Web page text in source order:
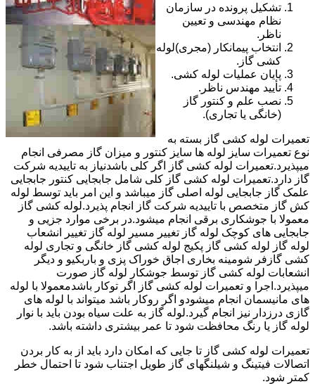
تشکیل پرونده در سازمان
نظام مهندسی و تعیین
ناظر.
انتخاب پیمانکار (مجری)لوله
کشی گاز.
پایان عملیات لوله کشی.
تأیید مهندس ناظر.
نصب علم و کنتور گاز
(خانگی یا تجاری).
تعمیرات لوله کشی گاز بسته به
نوع تعمیرات سایز لوله ها سایز کنتور و میزان گاز مصرفی انجام
میپذیرد.تعمیرات لوله کشی گاز اگر کلی باشدنیاز به تاییدیه شرکت
گاز دارد.تعمیرات لوله کشی گاز کلی شامل جابجایی کنتور جابجایی
علمک گاز جابجایی لوله اصلی گاز میباشد و این امر باید توسط لوله
کش گاز متخصص با تاییدیه شرکت گاز انجام پذیرد.لوله کشی گاز
معمولا با جوشکاری برقی انجام میشود.در برخی موارد جزیی و
جابجایی های کوچک لوله گاز تغییر مسیر لوله گاز تغییر انشعاب
لوله گاز لوله کشی گاز پکیج لوله کشی گاز خانگی و تجاری لوله
کشی گازفر شومینه بخاری اجاق خوراک پزی و باربکیو و دیگر
انشعابات لوله کشی گاز توسط جوشکار لوله گاز صورت
میپذیرد.اجرا و تعمیرات لوله کشی گاز اگر توکار باشدمعمولا با لوله
های مانیسمان انجام میشودو اگر روکار باشد میتواند با لوله های
گازی درزدار نیز انجام گیرد.لوله گاز به علت سیاه بودن باید با نوار
لوله گاز یا رنگ محافظت شود تا عمر بیشتری داشته باشد.
تعمیرات لوله کشی گاز تا جایی که امکان دارد باید از به کار بردن
اتصالات فیتینگ و شیلنگهای گاز طویل اجتناب شود تا احتمال خطر
کمتر شود.